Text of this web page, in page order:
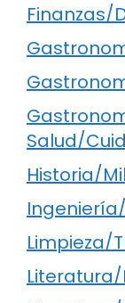
Finanzas/
Salud/
Historia/
Limpieza/